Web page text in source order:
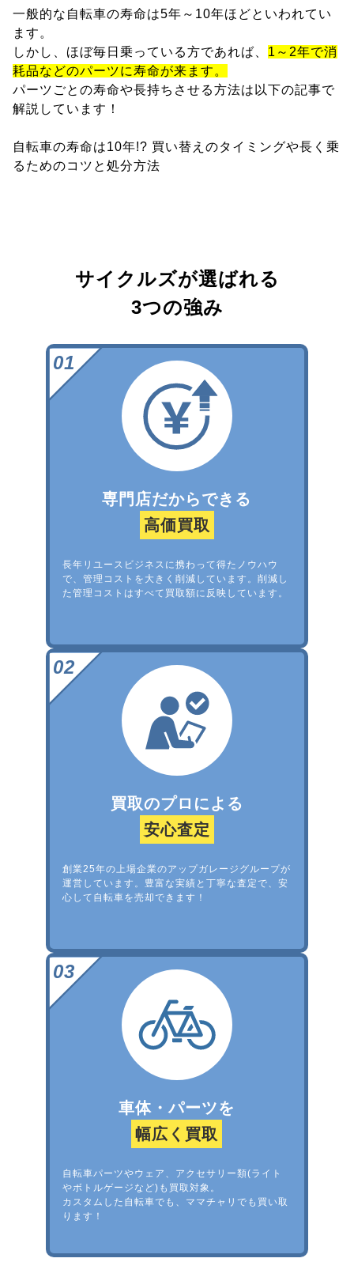
一般的な自転車の寿命は5年～10年ほどといわれてい
ます。
しかし、ほぼ毎日乗っている方であれば、 1～2年で消
耗品などのパーツに寿命が来ます。
パーツごとの寿命や長持ちさせる方法は以下の記事で
解説しています！
自転車の寿命は10年!? 買い替えのタイミングや長く乗
るためのコツと処分方法
サイクルズが選ばれる
3つの強み
専門店だからできる
高価買取
長年リユースビジネスに携わって得たノウハウ
で、管理コストを大きく削減しています。削減し
た管理コストはすべて買取額に反映しています。
買取のプロによる
安心査定
創業25年の上場企業のアップガレージグループが
運営しています。豊富な実績と丁寧な査定で、安
心して自転車を売却できます！
車体・パーツを
幅広く買取
自転車パーツやウェア、アクセサリー類(ライト
やボトルゲージなど)も買取対象。
カスタムした自転車でも、ママチャリでも買い取
ります！